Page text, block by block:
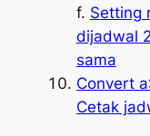
f. Setting
dijadwal
sama
Convert
Cetak